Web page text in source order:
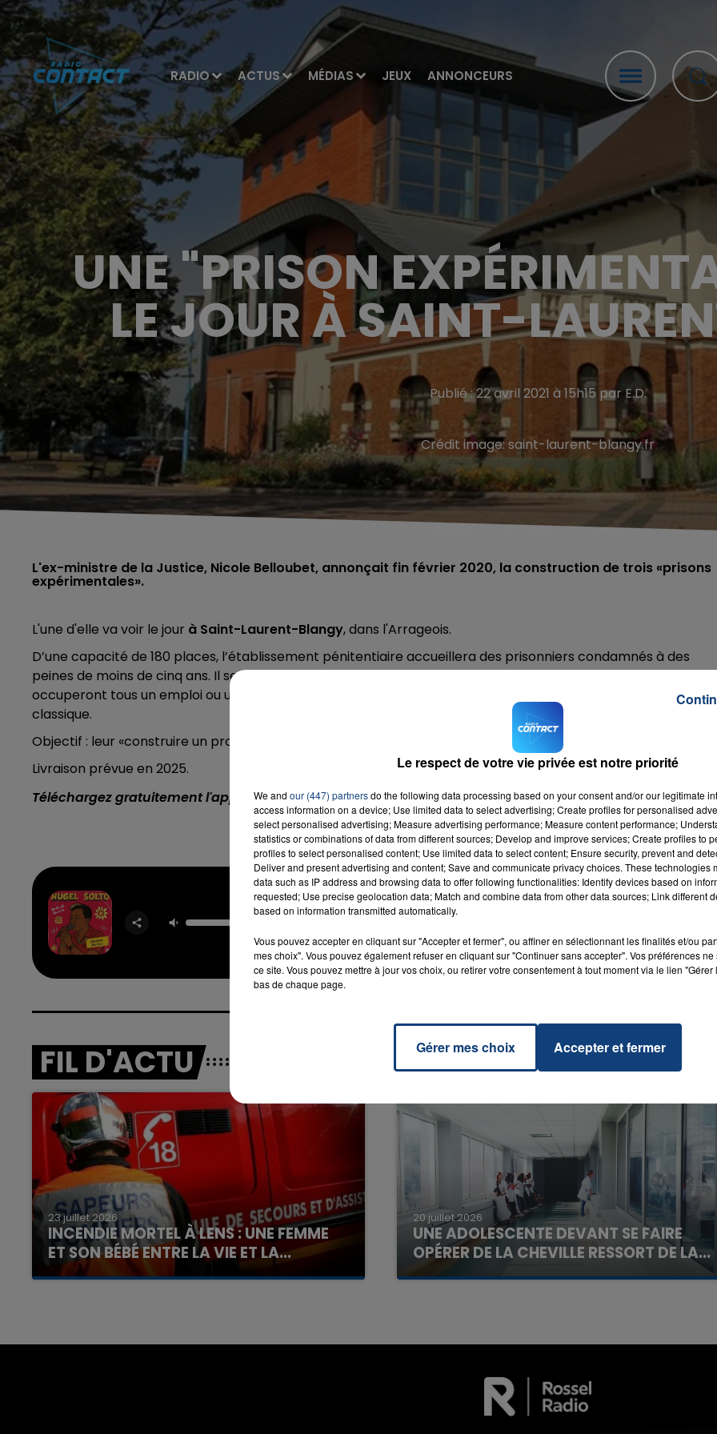
RADIO ACTUS MÉDIAS JEUX ANNONCEURS
16h00 - 20h00
LA TEAM DU WEEK-END
7h00 - 12h00
LA TEAM DU WEEK-END
UNE "PRISON
LE JOUR À SAINT-
Publié : 22 avril 2021 à 15h15 par E.D.
Crédit image:saint-laurent-blangy.fr
L'ex-ministre de la Justice, Nicole Belloubet, annonçait fin février 2020, la construction de trois «prisons
expérimentales».
L'une d'elle va voir le jour à Saint-Laurent-Blangy, dans l'Arrageois.
D’une capacité de 180 places, l’établissement pénitentiaire accueillera des prisonniers condamnés à des
peines de moins de cinq ans. Il seracentré sur la formation et le travail.Les détenus de la structure
occuperont tous un emploi ou une formation et devront se responsabiliser. Rien à voir avec une maison
classique.
Objectif : leur «construire un projet de sortie pour
restreindre les risques de récidive
Livraison prévue en 2025.
Téléchargez gratuitement l'application Contact FM sur
et
Jamaican
SOLTO
RADIO CONTACT
FIL D'ACTU
23 juillet 2026
INCENDIE MORTEL À LENS : UNE FEMME
ET SON BÉBÉ ENTRE LA VIE ET LA...
Un homme s'est immolé par le feu après avoir
20 juillet 2026
UNE ADOLESCENTE DEVANT SE FAIRE
OPÉRER DE LA CHEVILLE RESSORT DE LA...
La famille a porté plainte contre la clinique qui a
7h00 - 12h00
La Team du Week-end
16h00 - 20h00
La Team du Week-end
Le respect de votre vie privée est notre priorité
We and our (447) partnersdo the following data processing based on your consent and/or our legitimate
access information on a device; Use limited data to select advertising; Create profiles for personalised
select personalised advertising; Measure advertising performance; Measure content performance;
statistics or combinations of data from different sources; Develop and improve services; Create profiles to
profiles to select personalised content; Use limited data to select content; Ensure security, prevent and
Deliver and present advertising and content; Save and communicate privacy choices. These technologies
data such as IP address and browsing data to offer following functionalities: Identify devices based on
requested; Use precise geolocation data; Match and combine data from other data sources; Link different
based on information transmitted automatically.
Vous pouvez accepter en cliquant sur "Accepter et fermer", ou affiner en sélectionnant les finalités et/ou
mes choix". Vous pouvez également refuser en cliquant sur "Continuer sans accepter". Vos préférences
ce site. Vous pouvez mettre à jour vos choix, ou retirer votre consentement à tout moment via le lien
bas de chaque page.
Gérer mes choix Accepter et fermer